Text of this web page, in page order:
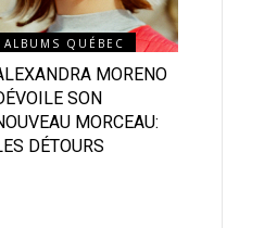
ALBUMS QUÉBEC
MORENO
SON
MORCEAU:
DÉTOURS